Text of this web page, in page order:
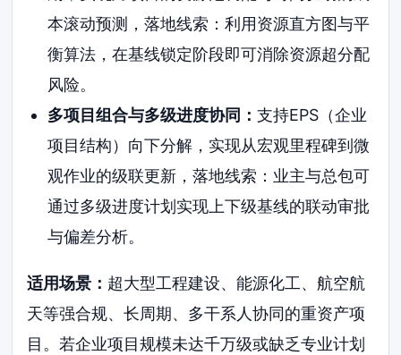
本滚动预测，落地线索：利用资源直方图与平
衡算法，在基线锁定阶段即可消除资源超分配
风险。
多项目组合与多级进度协同： 支持EPS（企业
项目结构）向下分解，实现从宏观里程碑到微
观作业的级联更新，落地线索：业主与总包可
通过多级进度计划实现上下级基线的联动审批
与偏差分析。
适用场景： 超大型工程建设、能源化工、航空航
天等强合规、长周期、多干系人协同的重资产项
目。若企业项目规模未达千万级或缺乏专业计划